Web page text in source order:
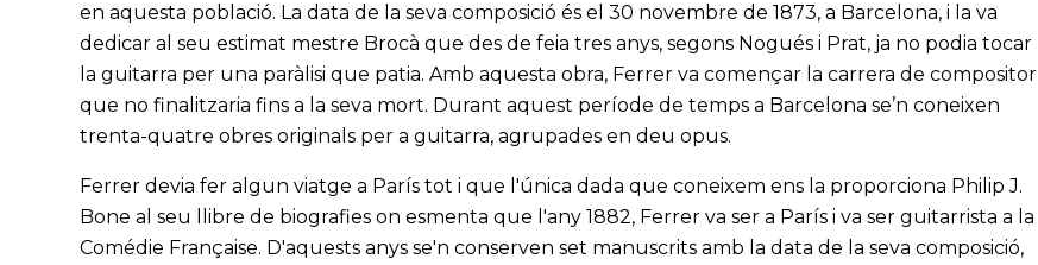
en aquesta població. La data de la seva composició és el 30 novembre de 1873, a Barcelona, i la va
dedicar al seu estimat mestre Brocà que des de feia tres anys, segons Nogués i Prat, ja no podia tocar
la guitarra per una paràlisi que patia. Amb aquesta obra, Ferrer va començar la carrera de compositor
que no finalitzaria fins a la seva mort. Durant aquest període de temps a Barcelona se’n coneixen
trenta-quatre obres originals per a guitarra, agrupades en deu opus.
Ferrer devia fer algun viatge a París tot i que l'única dada que coneixem ens la proporciona Philip J.
Bone al seu llibre de biografies on esmenta que l'any 1882, Ferrer va ser a París i va ser guitarrista a la
Comédie Française. D'aquests anys se'n conserven set manuscrits amb la data de la seva composició,